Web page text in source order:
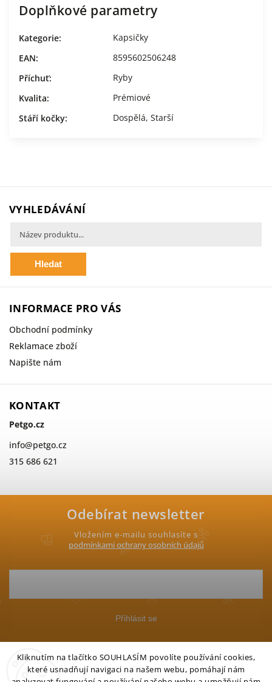
Kliknutím na tlačítko SOUHLASÍM povolíte používání cookies,
které usnadňují navigaci na našem webu, pomáhají nám
Doplňkové parametry
Kategorie:
Kapsičky
EAN:
8595602506248
Příchuť:
Ryby
Kvalita:
Prémiové
Stáří kočky: Dospělá, Starší
Odebírat newsletter
Vložením e-mailu souhlasíte s
podmínkami ochrany osobních údajů
Přihlásit se
VYHLEDÁVÁNÍ
Hledat
INFORMACE PRO VÁS
Obchodní podmínky
Reklamace zboží
Napište nám
KONTAKT
Petgo.cz
info@petgo.cz
315 686 621